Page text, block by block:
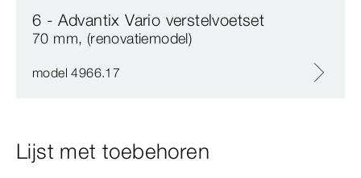
6 - Advantix Vario verstelvoetset
70 mm, (renovatiemodel)
model 4966.17
Lijst met toebehoren